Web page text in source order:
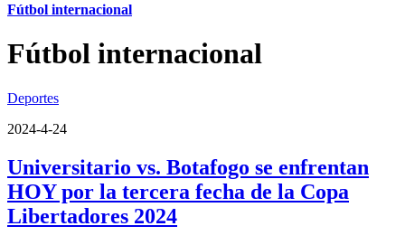
Fútbol internacional
Fútbol internacional
Deportes
2024-4-24
Universitario vs. Botafogo se enfrentan
HOY por la tercera fecha de la Copa
Libertadores 2024